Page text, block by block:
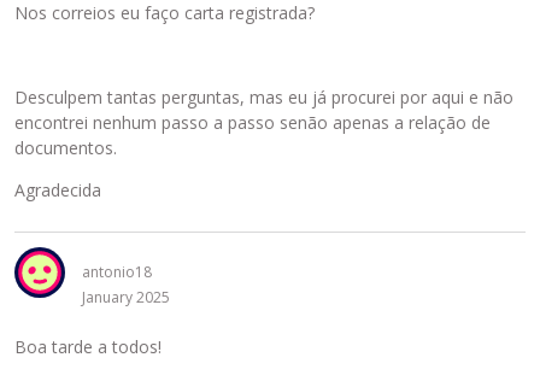
Nos correios eu faço carta registrada?
Desculpem tantas perguntas, mas eu já procurei por aqui e não
encontrei nenhum passo a passo senão apenas a relação de
documentos.
Agradecida
antonio18
January 2025
Boa tarde a todos!